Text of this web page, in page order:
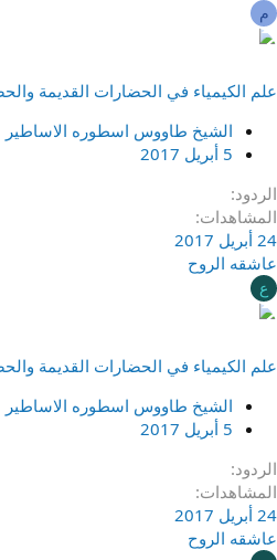
م
علم الكيمياء في الحضارات القديمة
الشيخ طاووس اسطوره الاساطير
5 أبريل 2017
الردود
المشاهدات
24 أبريل 2017
عاشقه الروح
ع
علم الكيمياء في الحضارات القديمة
الشيخ طاووس اسطوره الاساطير
5 أبريل 2017
الردود
المشاهدات
24 أبريل 2017
عاشقه الروح